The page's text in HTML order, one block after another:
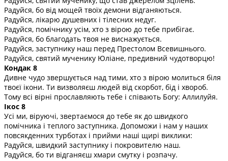
Радуйся, бо від мощей твоїх демони відганяються.
Радуйся, лікарю душевних і тілесних недуг.
Радуйся, помічнику усім, хто з вірою до тебе прибігає.
Радуйся, бо благодать твоя не виснажується.
Радуйся, заступнику наш перед Престолом Всевишнього.
Радуйся, святий мученику Юліане, предивний чудотворцю!
Кондак 8
Дивне чудо звершується над тими, хто з вірою молиться біля
твоєї ікони. Ти визволяєш людей від скорбот, бід і хвороб.
Тому всі вірні прославляють тебе і співають Богу: Аллилуйя.
Ікос 8
Усі ми, віруючі, звертаємося до тебе як до швидкого
помічника і теплого заступника. Допоможи і нам у наших
повсякденних турботах і прийми наші щирі виклики:
Радуйся, швидкий заступнику і покровителю наш.
Радуйся, бо ти відганяєш хмари смутку і розпачу.